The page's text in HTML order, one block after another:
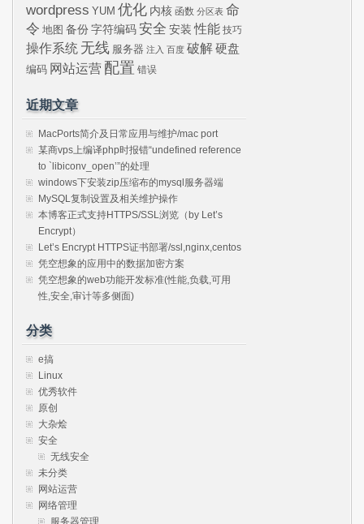
wordpress YUM 优化 内核 函数 分区表 命
令 地图 备份 字符编码 安全 安装 性能 技巧
操作系统 无线 服务器 注入 百度 破解硬盘
编码 网站运营 配置 错误
近期文章
MacPorts简介及日常应用与维护/mac port
某商vps上编译php时报错“undefined reference
to `libiconv_open’”的处理
windows下安装zip压缩布的mysql服务器端
MySQL复制设置及相关维护操作
本博客正式支持HTTPS/SSL浏览（by Let’s
Encrypt）
Let’s Encrypt HTTPS证书部署/ssl,nginx,centos
凭空想象的应用中的数据加密方案
凭空想象的web功能开发标准(性能,负载,可用
性,安全,审计等多侧面)
分类
e搞
Linux
优秀软件
原创
大杂烩
安全
无线安全
未分类
网站运营
网络管理
服务器管理